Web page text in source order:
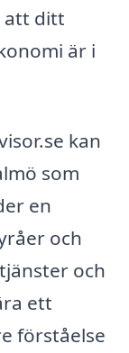
att ditt
är i
kan
som
en
och
och
ett
förståelse